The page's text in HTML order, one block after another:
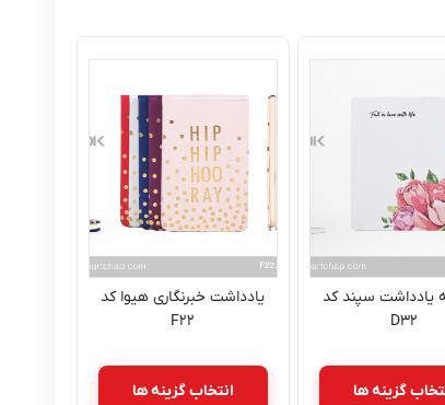
یادداشت سپند کد
D۳۲
گزینه ها
یادداشت خبرنگاری هیوا کد
F۲۲
انتخاب گزینه ها